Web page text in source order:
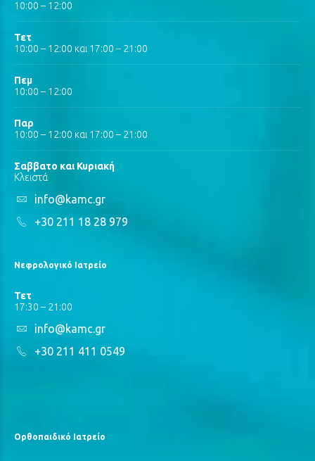
10:00 – 12:00
Τετ
10:00 – 12:00 και 17:00 – 21:00
Πεμ
10:00 – 12:00
Παρ
10:00 – 12:00 και 17:00 – 21:00
Σαββατο και Κυριακή
Κλειστά
info@kamc.gr
+30 211 18 28 979
Νεφρολογικό Ιατρείο
Τετ
17:30 – 21:00
info@kamc.gr
+30 211 411 0549
Ορθοπαιδικό Ιατρείο